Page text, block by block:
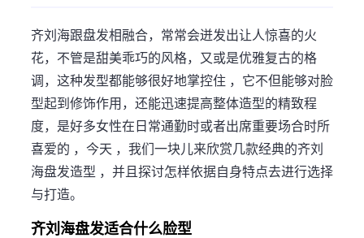
齐刘海跟盘发相融合，常常会迸发出让人惊喜的火
花，不管是甜美乖巧的风格，又或是优雅复古的格
调，这种发型都能够很好地掌控住 ，它不但能够对脸
型起到修饰作用，还能迅速提高整体造型的精致程
度，是好多女性在日常通勤时或者出席重要场合时所
喜爱的 ，今天 ，我们一块儿来欣赏几款经典的齐刘
海盘发造型 ，并且探讨怎样依据自身特点去进行选择
与打造。
齐刘海盘发适合什么脸型